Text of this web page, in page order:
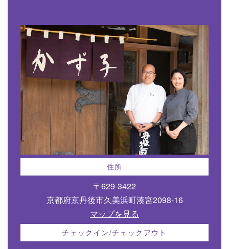
住所
〒629-3422
京都府京丹後市久美浜町湊宮2098-16
マップを見る
チェックイン/チェックアウト